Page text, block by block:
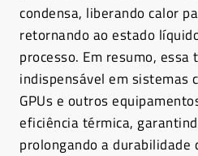
condensa, liberando calor
retornando ao estado
processo. Em resumo, essa
indispensável em sistemas
GPUs e outros
eficiência térmica,
prolongando a durabilidade